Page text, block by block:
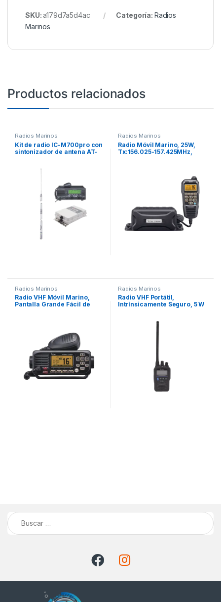
SKU:a179d7a5d4ac Categoría: Radios
Marinos
Productos relacionados
Radios Marinos
Kit de radio IC-M700pro con
sintonizador de antena AT-
Radios Marinos
Radio Móvil Marino, 25W,
Tx:156.025-157.425MHz,
CAN,USA,INT, cuenta con
opción de GPS incluye
Radios Marinos
Radio VHF Móvil Marino,
Pantalla Grande Fácil de
Bocina, IPX7 Sumergible,
Audio Fuerte y Claro en 25
Radios Marinos
Radio VHF Portátil,
Intrínsicamente Seguro, 5 W
Tierra, 7 W de Audio,
Funciones de Emergencia,
Buscar: